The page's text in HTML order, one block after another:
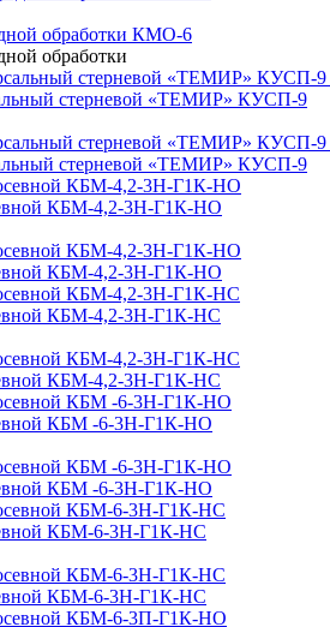
обработки КМО-6
обработки
стерневой «ТЕМИР» КУСП-9
стерневой «ТЕМИР» КУСП-9
КБМ-4,2-3Н-Г1К-НО
КБМ-4,2-3Н-Г1К-НО
КБМ-4,2-3Н-Г1К-НС
КБМ-4,2-3Н-Г1К-НС
КБМ -6-3Н-Г1К-НО
КБМ -6-3Н-Г1К-НО
КБМ-6-3Н-Г1К-НС
КБМ-6-3Н-Г1К-НС